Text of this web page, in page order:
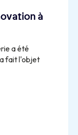
à
a été
fait l'objet